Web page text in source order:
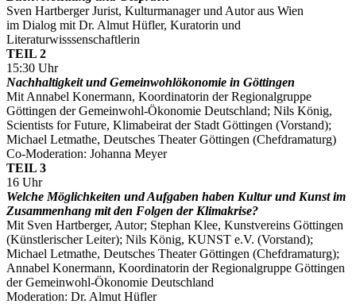
Sven Hartberger Jurist, Kulturmanager und Autor aus Wien
im Dialog mit Dr. Almut Hüfler, Kuratorin und
Literaturwisssenschaftlerin
TEIL 2
15:30 Uhr
Nachhaltigkeit und Gemeinwohlökonomie in Göttingen
Mit Annabel Konermann, Koordinatorin der Regionalgruppe
Göttingen der Gemeinwohl-Ökonomie Deutschland; Nils König,
Scientists for Future, Klimabeirat der Stadt Göttingen (Vorstand);
Michael Letmathe, Deutsches Theater Göttingen (Chefdramaturg)
Co-Moderation: Johanna Meyer
TEIL 3
16 Uhr
Welche Möglichkeiten und Aufgaben haben Kultur und Kunst im
Zusammenhang mit den Folgen der Klimakrise?
Mit Sven Hartberger, Autor; Stephan Klee, Kunstvereins Göttingen
(Künstlerischer Leiter); Nils König, KUNST e.V. (Vorstand);
Michael Letmathe, Deutsches Theater Göttingen (Chefdramaturg);
Annabel Konermann, Koordinatorin der Regionalgruppe Göttingen
der Gemeinwohl-Ökonomie Deutschland
Moderation: Dr. Almut Hüfler